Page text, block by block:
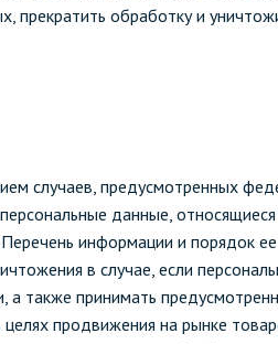
прекратить обработку и
случаев, предусмотренных
данные,
информации и порядок
в случае, если
также принимать
продвижения на рынке